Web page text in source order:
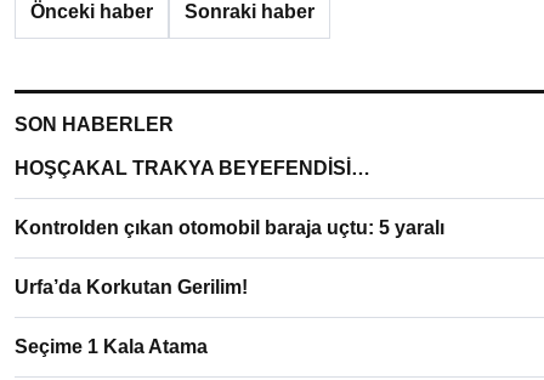
Önceki haber Sonraki haber
SON HABERLER
HOŞÇAKAL TRAKYA BEYEFENDİSİ…
Kontrolden çıkan otomobil baraja uçtu: 5 yaralı
Urfa’da Korkutan Gerilim!
Seçime 1 Kala Atama